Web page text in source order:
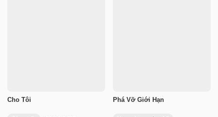
Cho Tôi Phá Vỡ Giới Hạn